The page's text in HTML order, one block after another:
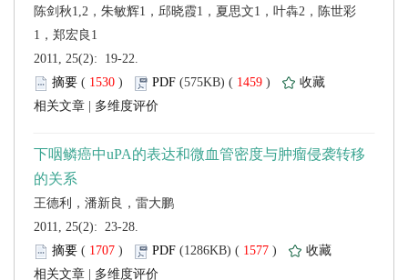
2011, 25(2): 19-22.
(
) 1459 )
2011, 25(2): 23-28.
(
) 1577 )